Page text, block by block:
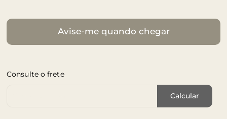
Avise-me quando chegar
Consulte o frete
Calcular